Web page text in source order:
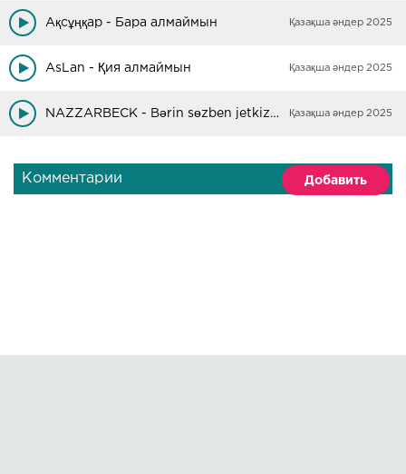
Токтатпа мені шегінерге жол жоқ,
Маған шұғыл түрде дәрігер керек,
Ертерек, ереуілге дайындал,
Менің сөздеріме қарама - қарсы шық, пайымда.
Мен жайында бұл, тақпақ емес ақтап шығатын мені,
Ақсұңқар - Бара алмаймын Қазақша әндер 2025
AsLan - Қия алмаймын Қазақша әндер 2025
NAZZARBECK - Bәrin sөzben jetkize almaim... Қазақша әндер 2025
Комментарии Добавить